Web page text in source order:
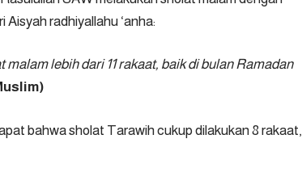
radhiyallahu ‘anha:
lebih dari 11 rakaat, baik di bulan Ramadan
bahwa sholat Tarawih cukup dilakukan 8 rakaat,